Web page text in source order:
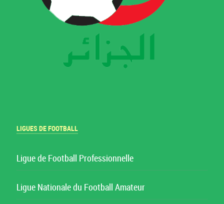
LIGUES DE FOOTBALL
Ligue de Football Professionnelle
Ligue Nationale du Football Amateur